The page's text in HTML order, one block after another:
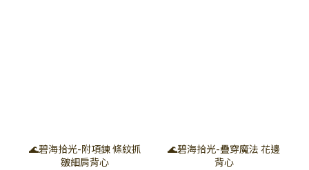
🌊碧海拾光-附項鍊 條紋抓
皺細肩背心
🌊碧海拾光-疊穿魔法 花邊
背心